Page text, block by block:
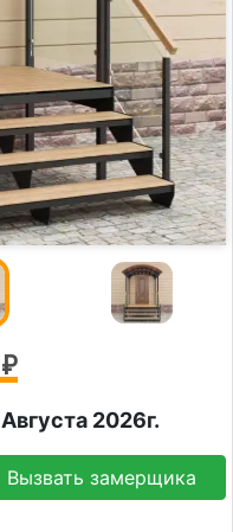
2026г.
Вызвать замерщика